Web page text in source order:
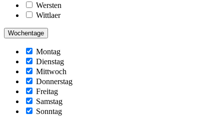
Wersten
Wittlaer
Wochentage
Montag
Dienstag
Mittwoch
Donnerstag
Freitag
Samstag
Sonntag